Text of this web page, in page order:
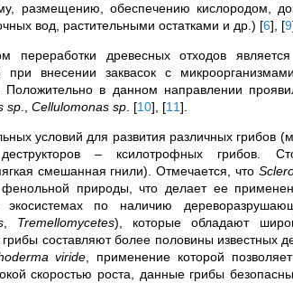
размещению, обеспечению кислородом,
вод, растительными остатками и др.) [6], [9
древесных отходов
внесении заквасок с
Положительно в данном направлении
sp., Cellulomonas sp. [10], [11].
условий для развития различных грибов
– ксилотрофных грибов.
смешанная гнили). Отмечается, что
природы, что делает ее
по наличию
, Tremellomycetes), которые обладают
составляют более половины известных
viride, применение которой
скоростью роста, данные грибы